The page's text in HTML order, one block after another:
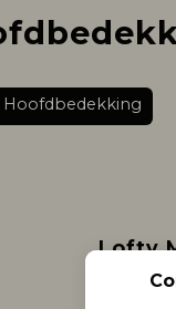
Hoofdbedekking
Lofty
Beanie